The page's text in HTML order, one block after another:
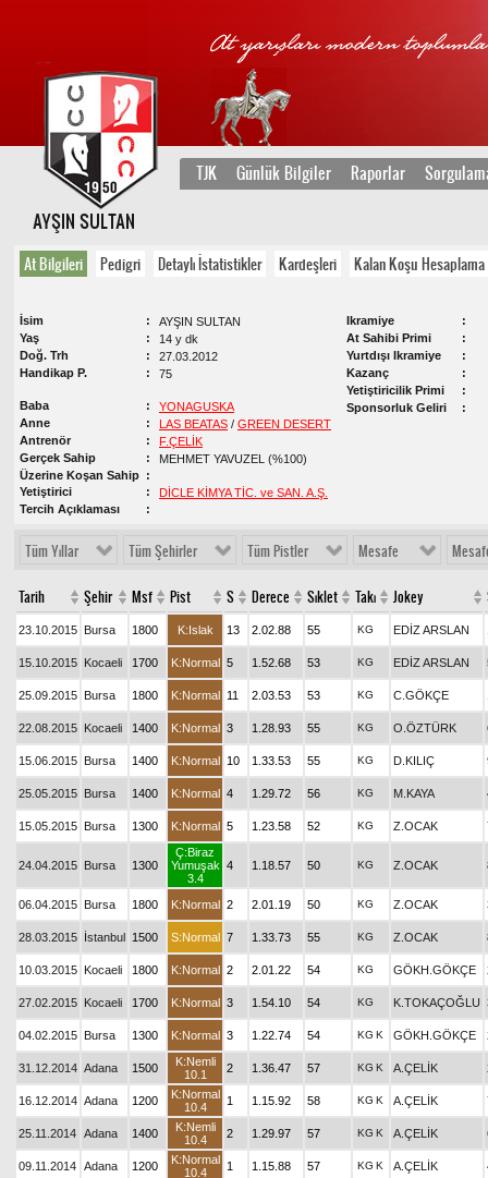
TJK Günlük Bilgiler Raporlar
AYŞIN SULTAN
At Bilgileri Pedigri Detaylı İstatistikler Kardeşleri Kalan Koşu Hesaplama
İsim
AYŞIN SULTAN
Yaş
14 y dk
Doğ. Trh
27.03.2012
Handikap P.
75
Baba
YONAGUSKA
Anne
LAS BEATAS / GREEN DESERT
Antrenör
F.ÇELİK
Gerçek Sahip
MEHMET YAVUZEL (%100)
Üzerine Koşan Sahip
Yetiştirici
DİCLE KİMYA TİC. ve SAN. A.Ş.
Tercih Açıklaması
Ikramiye
At Sahibi Primi
Yurtdışı Ikramiye
Kazanç
Yetiştiricilik Primi
Sponsorluk Geliri
Tüm Yıllar Tüm Şehirler Tüm Pistler Mesafe
Tarih Şehir Msf Pist S Derece Sıklet Takı Jokey
23.10.2015 Bursa 1800 K:Islak 13 2.02.88 55 KG EDİZ ARSLAN
15.10.2015 Kocaeli 1700 K:Normal 5 1.52.68 53 KG EDİZ ARSLAN
25.09.2015 Bursa 1800 K:Normal 11 2.03.53 53 KG C.GÖKÇE
22.08.2015 Kocaeli 1400 K:Normal 3 1.28.93 55 KG O.ÖZTÜRK
15.06.2015 Bursa 1400 K:Normal 10 1.33.53 55 KG D.KILIÇ
25.05.2015 Bursa 1400 K:Normal 4 1.29.72 56 KG M.KAYA
15.05.2015 Bursa 1300 K:Normal 5 1.23.58 52 KG Z.OCAK
24.04.2015 Bursa 1300
Ç:Biraz
Yumuşak
3.4
4 1.18.57 50 KG Z.OCAK
06.04.2015 Bursa 1800 K:Normal 2 2.01.19 50 KG Z.OCAK
28.03.2015 İstanbul 1500 S:Normal 7 1.33.73 55 KG Z.OCAK
10.03.2015 Kocaeli 1800 K:Normal 2 2.01.22 54 KG GÖKH.GÖKÇE
27.02.2015 Kocaeli 1700 K:Normal 3 1.54.10 54 KG K.TOKAÇOĞLU
04.02.2015 Bursa 1300 K:Normal 3 1.22.74 54 KG K GÖKH.GÖKÇE
31.12.2014 Adana 1500
K:Nemli
10.1
2 1.36.47 57 KG K A.ÇELİK
16.12.2014 Adana 1200
K:Normal
10.4
1 1.15.92 58 KG K A.ÇELİK
25.11.2014 Adana 1400
K:Nemli
10.4
2 1.29.97 57 KG K A.ÇELİK
09.11.2014 Adana 1200
K:Normal
10.4
1 1.15.88 57 KG K A.ÇELİK